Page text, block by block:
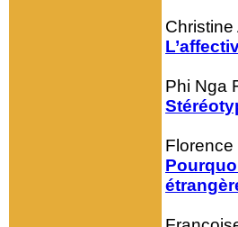
Christine
Phi Nga
Florence